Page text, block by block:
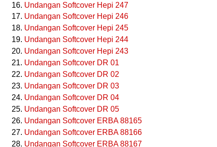
Undangan Softcover Hepi 247
Undangan Softcover Hepi 246
Undangan Softcover Hepi 245
Undangan Softcover Hepi 244
Undangan Softcover Hepi 243
Undangan Softcover DR 01
Undangan Softcover DR 02
Undangan Softcover DR 03
Undangan Softcover DR 04
Undangan Softcover DR 05
Undangan Softcover ERBA 88165
Undangan Softcover ERBA 88166
Undangan Softcover ERBA 88167